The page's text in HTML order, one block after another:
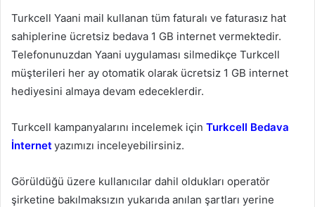
Turkcell Yaani mail kullanan tüm faturalı ve faturasız hat
sahiplerine ücretsiz bedava 1 GB internet vermektedir.
Telefonunuzdan Yaani uygulaması silmedikçe Turkcell
müşterileri her ay otomatik olarak ücretsiz 1 GB internet
hediyesini almaya devam edeceklerdir.
Turkcell kampanyalarını incelemek için Turkcell Bedava
İnternet yazımızı inceleyebilirsiniz.
Görüldüğü üzere kullanıcılar dahil oldukları operatör
şirketine bakılmaksızın yukarıda anılan şartları yerine